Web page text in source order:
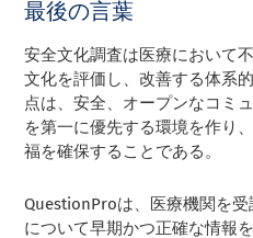
最後の言葉
安全文化調査は医療において
文化を評価し、改善する体系
点は、安全、オープンなコミ
を第一に優先する環境を作り
福を確保することである。
QuestionProは、医療機関を
について早期かつ正確な情報